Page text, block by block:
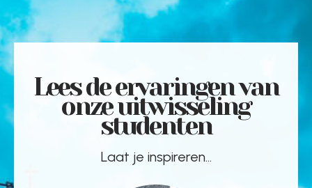
Lees de ervaringen van
onze uitwisseling
studenten
Laat je inspireren...